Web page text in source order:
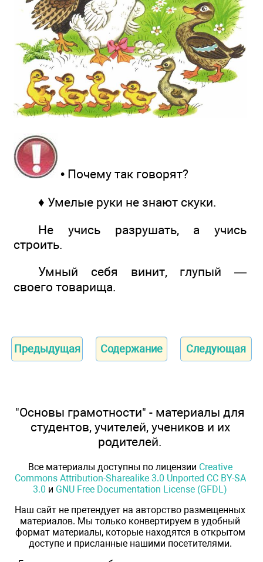
• Почему так говорят?
♦ Умелые руки не знают скуки.
Не учись разрушать, а учись
строить.
Умный себя винит, глупый —
своего товарища.
Предыдущая Содержание Следующая
"Основы грамотности" - материалы для
студентов, учителей, учеников и их
родителей.
Все материалы доступны по лицензии Creative
Commons Attribution-Sharealike 3.0 Unported CC BY-SA
3.0 и GNU Free Documentation License (GFDL)
Наш сайт не претендует на авторство размещенных
материалов. Мы только конвертируем в удобный
формат материалы, которые находятся в открытом
доступе и присланные нашими посетителями.